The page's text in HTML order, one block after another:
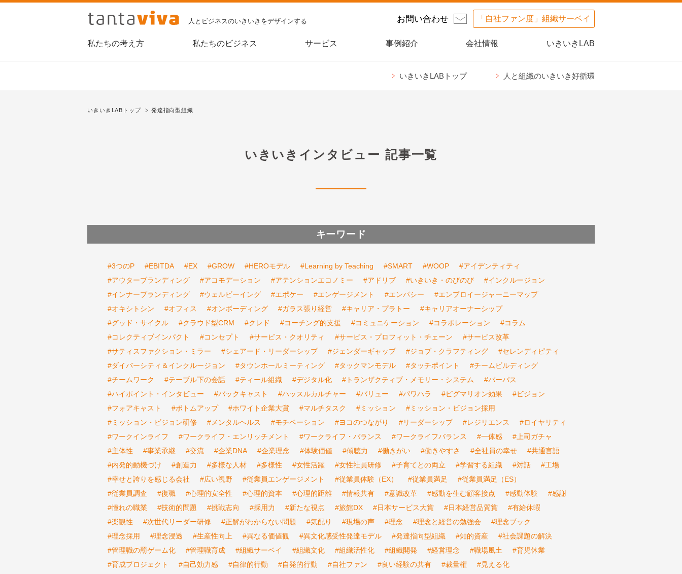
人とビジネスのいきいきをデザインする お問い合わせ 「自社ファン度」組織サーベイ
私たちの考え方 私たちのビジネス サービス 事例紹介 会社情報 いきいきLAB
いきいきLABトップ 人と組織のいきいき好循環
いきいきLABトップ 発達指向型組織
いきいきインタビュー 記事一覧
キーワード
#3つのP #EBITDA #EX #GROW #HEROモデル #Learning by Teaching #SMART #WOOP
#アイデンティティ
#アウターブランディング
#アコモデーション #アテンションエコノミー #アドリブ #いきいき・のびのび
#インクルージョン
#インナーブランディング
#ウェルビーイング #エポケー #エンゲージメント #エンパシー
#エンプロイージャーニーマップ
#オキシトシン
#オフィス #オンボーディング #ガラス張り経営 #キャリア・プラトー
#キャリアオーナーシップ
#グッド・サイクル
#クラウド型CRM #クレド #コーチング的支援 #コミュニケーション #コラボレーション
#コラム
#コレクティブインパクト
#コンセプト #サービス・クオリティ #サービス・プロフィット・チェーン
#サービス改革
#サティスファクション・ミラー
#シェアード・リーダーシップ #ジェンダーギャップ #ジョブ・クラフティング
#セレンディピティ
#ダイバーシティ＆インクルージョン
#タウンホールミーティング #タックマンモデル #タッチポイント
#チームビルディング
#チームワーク
#テーブル下の会話 #ティール組織 #デジタル化 #トランザクティブ・メモリー・システム
#パーパス
#ハイポイント・インタビュー
#バックキャスト #ハッスルカルチャー #バリュー #パワハラ #ピグマリオン効果
#ビジョン
#フォアキャスト
#ボトムアップ #ホワイト企業大賞 #マルチタスク #ミッション
#ミッション・ビジョン採用
#ミッション・ビジョン研修
#メンタルヘルス #モチベーション #ヨコのつながり #リーダーシップ #レジリエンス
#ロイヤリティ
#ワークインライフ
#ワークライフ・エンリッチメント #ワークライフ・バランス #ワークライフバランス #一体感
#上司ガチャ
#主体性
#事業承継 #交流 #企業DNA #企業理念 #体験価値 #傾聴力 #働きがい #働きやすさ #全社員の幸せ
#共通言語
#内発的動機づけ
#創造力 #多様な人材 #多様性 #女性活躍 #女性社員研修 #子育てとの両立 #学習する組織 #対話
#工場
#幸せと誇りを感じる会社
#広い視野 #従業員エンゲージメント #従業員体験（EX） #従業員満足
#従業員満足（ES）
#従業員調査
#復職 #心理的安全性 #心理的資本 #心理的距離 #情報共有 #意識改革 #感動を生む顧客接点 #感動体験
#感謝
#憧れの職業
#技術的問題 #挑戦志向 #採用力 #新たな視点 #旅館DX #日本サービス大賞 #日本経営品質賞
#有給休暇
#楽観性
#次世代リーダー研修 #正解がわからない問題 #気配り #現場の声 #理念 #理念と経営の勉強会
#理念ブック
#理念採用
#理念浸透 #生産性向上 #異なる価値観 #異文化感受性発達モデル #発達指向型組織 #知的資産
#社会課題の解決
#管理職の罰ゲーム化
#管理職育成 #組織サーベイ #組織文化 #組織活性化 #組織開発 #経営理念 #職場風土
#育児休業
#育成プロジェクト
#自己効力感 #自律的行動 #自発的行動 #自社ファン #良い経験の共有 #裁量権
#見える化